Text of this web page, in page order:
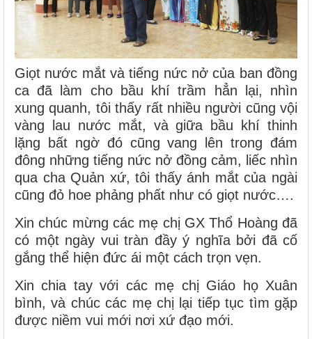
Giọt nước mắt và tiếng nức nở của ban đồng
ca đã làm cho bầu khí trầm hẳn lại, nhìn
xung quanh, tôi thấy rất nhiều người cũng vội
vàng lau nước mắt, và giữa bầu khí thinh
lặng bất ngờ đó cũng vang lên trong đám
đông những tiếng nức nở đồng cảm, liếc nhìn
qua cha Quản xứ, tôi thấy ánh mắt của ngài
cũng đỏ hoe phảng phất như có giọt nước….
Xin chúc mừng các mẹ chị GX Thổ Hoàng đã
có một ngày vui tràn đầy ý nghĩa bởi đã cố
gắng thể hiện đức ái một cách trọn vẹn.
Xin chia tay với các mẹ chị Giáo họ Xuân
bình, và chúc các mẹ chị lại tiếp tục tìm gặp
được niềm vui mới nơi xứ đạo mới.